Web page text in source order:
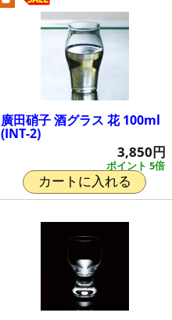
廣田硝子 酒グラス 花 100ml
(INT-2)
ポイント 5倍
3,850円
カートに入れる